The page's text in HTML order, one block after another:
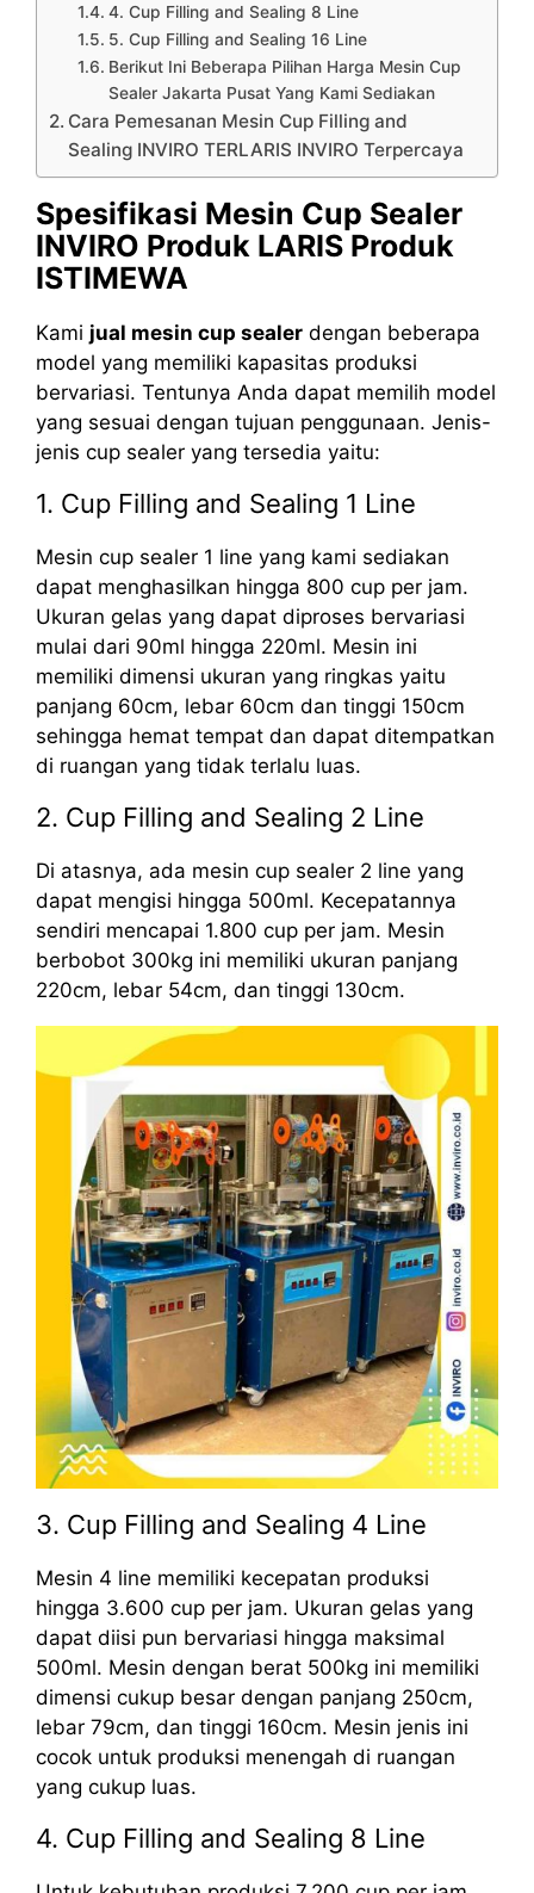
4. Cup Filling and Sealing 8 Line
5. Cup Filling and Sealing 16 Line
Berikut Ini Beberapa Pilihan Harga Mesin Cup
Sealer Jakarta Pusat Yang Kami Sediakan
Cara Pemesanan Mesin Cup Filling and
Sealing INVIRO TERLARIS INVIRO Terpercaya
Spesifikasi Mesin Cup Sealer
INVIRO Produk LARIS Produk
ISTIMEWA
Kami jual mesin cup sealer dengan beberapa
model yang memiliki kapasitas produksi
bervariasi. Tentunya Anda dapat memilih model
yang sesuai dengan tujuan penggunaan. Jenis-
jenis cup sealer yang tersedia yaitu:
1. Cup Filling and Sealing 1 Line
Mesin cup sealer 1 line yang kami sediakan
dapat menghasilkan hingga 800 cup per jam.
Ukuran gelas yang dapat diproses bervariasi
mulai dari 90ml hingga 220ml. Mesin ini
memiliki dimensi ukuran yang ringkas yaitu
panjang 60cm, lebar 60cm dan tinggi 150cm
sehingga hemat tempat dan dapat ditempatkan
di ruangan yang tidak terlalu luas.
2. Cup Filling and Sealing 2 Line
Di atasnya, ada mesin cup sealer 2 line yang
dapat mengisi hingga 500ml. Kecepatannya
sendiri mencapai 1.800 cup per jam. Mesin
berbobot 300kg ini memiliki ukuran panjang
220cm, lebar 54cm, dan tinggi 130cm.
3. Cup Filling and Sealing 4 Line
Mesin 4 line memiliki kecepatan produksi
hingga 3.600 cup per jam. Ukuran gelas yang
dapat diisi pun bervariasi hingga maksimal
500ml. Mesin dengan berat 500kg ini memiliki
dimensi cukup besar dengan panjang 250cm,
lebar 79cm, dan tinggi 160cm. Mesin jenis ini
cocok untuk produksi menengah di ruangan
yang cukup luas.
4. Cup Filling and Sealing 8 Line